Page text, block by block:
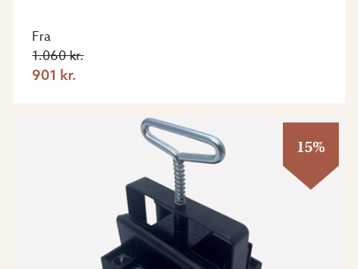
Fra
1.060 kr.
901 kr.
15%